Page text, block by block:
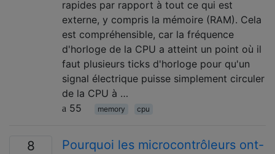
rapides par rapport à tout ce qui est
externe, y compris la mémoire (RAM). Cela
est compréhensible, car la fréquence
d'horloge de la CPU a atteint un point où il
faut plusieurs ticks d'horloge pour qu'un
signal électrique puisse simplement circuler
de la CPU à …
55
memory cpu
8
Pourquoi les microcontrôleurs ont-